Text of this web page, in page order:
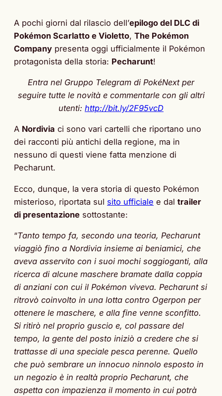
A pochi giorni dal rilascio dell’epilogo del DLC di
Pokémon Scarlatto e Violetto, The Pokémon
Company presenta oggi ufficialmente il Pokémon
protagonista della storia: Pecharunt!
Entra nel Gruppo Telegram di PokéNext per
seguire tutte le novità e commentarle con gli altri
utenti: http://bit.ly/2F95vcD
A Nordivia ci sono vari cartelli che riportano uno
dei racconti più antichi della regione, ma in
nessuno di questi viene fatta menzione di
Pecharunt.
Ecco, dunque, la vera storia di questo Pokémon
misterioso, riportata sul sito ufficiale e dal trailer
di presentazione sottostante:
“Tanto tempo fa, secondo una teoria, Pecharunt
viaggiò fino a Nordivia insieme ai beniamici, che
aveva asservito con i suoi mochi soggioganti, alla
ricerca di alcune maschere bramate dalla coppia
di anziani con cui il Pokémon viveva. Pecharunt si
ritrovò coinvolto in una lotta contro Ogerpon per
ottenere le maschere, e alla fine venne sconfitto.
Si ritirò nel proprio guscio e, col passare del
tempo, la gente del posto iniziò a credere che si
trattasse di una speciale pesca perenne. Quello
che può sembrare un innocuo ninnolo esposto in
un negozio è in realtà proprio Pecharunt, che
aspetta con impazienza il momento in cui potrà